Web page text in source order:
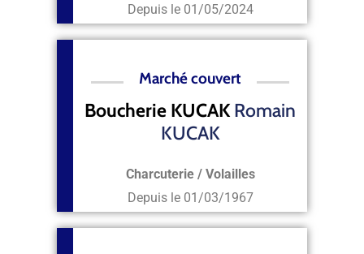
Depuis le 01/05/2024
Marché couvert
Boucherie KUCAK Romain
KUCAK
Charcuterie / Volailles
Depuis le 01/03/1967